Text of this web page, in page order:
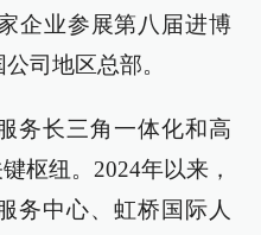
企业参展第八届进博
司地区总部。
务长三角一体化和高
枢纽。2024年以来，
务中心、虹桥国际人